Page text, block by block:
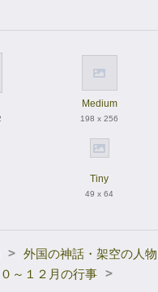
Medium
198 x 256
Tiny
49 x 64
> 外国の神話・架空の人物
０～１２月の行事 >